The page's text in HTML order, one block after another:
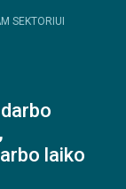
SEKTORIUI
laiko